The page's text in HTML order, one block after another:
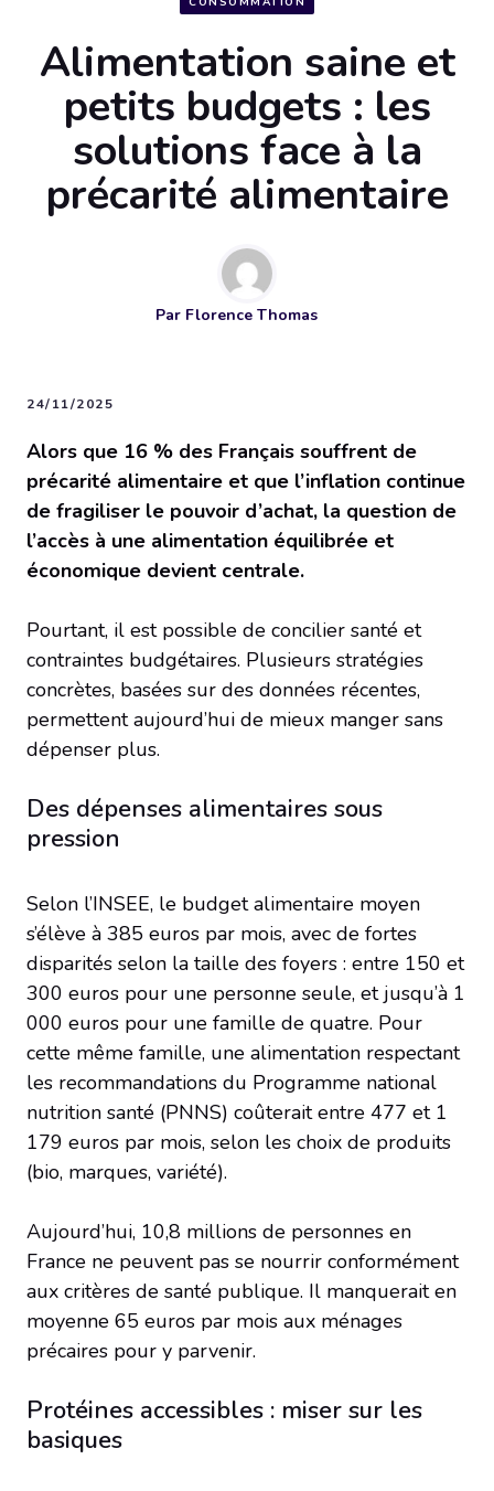
Alimentation saine et
petits budgets : les
solutions face à la
précarité alimentaire
Par Florence Thomas
24/11/2025
Alors que 16 % des Français souffrent de
précarité alimentaire et que l’inflation continue
de fragiliser le pouvoir d’achat, la question de
l’accès à une alimentation équilibrée et
économique devient centrale.
Pourtant, il est possible de concilier santé et
contraintes budgétaires. Plusieurs stratégies
concrètes, basées sur des données récentes,
permettent aujourd’hui de mieux manger sans
dépenser plus.
Des dépenses alimentaires sous
pression
Selon l’INSEE, le budget alimentaire moyen
s’élève à 385 euros par mois, avec de fortes
disparités selon la taille des foyers : entre 150 et
300 euros pour une personne seule, et jusqu’à 1
000 euros pour une famille de quatre. Pour
cette même famille, une alimentation respectant
les recommandations du Programme national
nutrition santé (PNNS) coûterait entre 477 et 1
179 euros par mois, selon les choix de produits
(bio, marques, variété).
Aujourd’hui, 10,8 millions de personnes en
France ne peuvent pas se nourrir conformément
aux critères de santé publique. Il manquerait en
moyenne 65 euros par mois aux ménages
précaires pour y parvenir.
Protéines accessibles : miser sur les
basiques